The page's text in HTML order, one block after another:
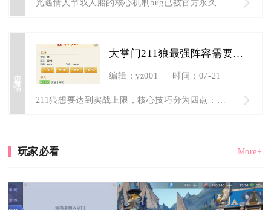
大掌门211狼最强阵容需要哪些技巧
编辑：yz001 时间：07-21
211狼想要达到实战上限，核心技巧分为四点：固定2前排承伤、...
玩家必看 More+